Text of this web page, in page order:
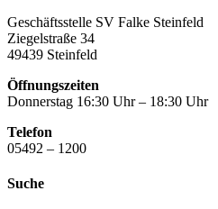
Geschäftsstelle SV Falke Steinfeld
Ziegelstraße 34
49439 Steinfeld
Öffnungszeiten
Donnerstag 16:30 Uhr – 18:30 Uhr
Telefon
05492 – 1200
Suche